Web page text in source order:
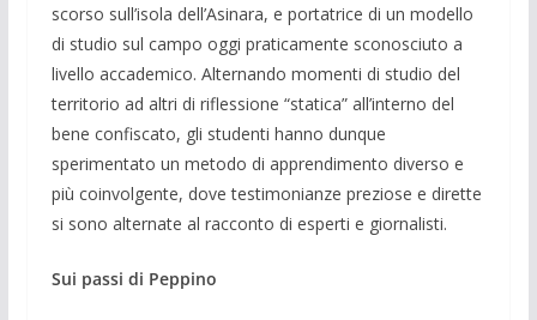
scorso sull’isola dell’Asinara, e portatrice di un modello
di studio sul campo oggi praticamente sconosciuto a
livello accademico. Alternando momenti di studio del
territorio ad altri di riflessione “statica” all’interno del
bene confiscato, gli studenti hanno dunque
sperimentato un metodo di apprendimento diverso e
più coinvolgente, dove testimonianze preziose e dirette
si sono alternate al racconto di esperti e giornalisti.
Sui passi di Peppino